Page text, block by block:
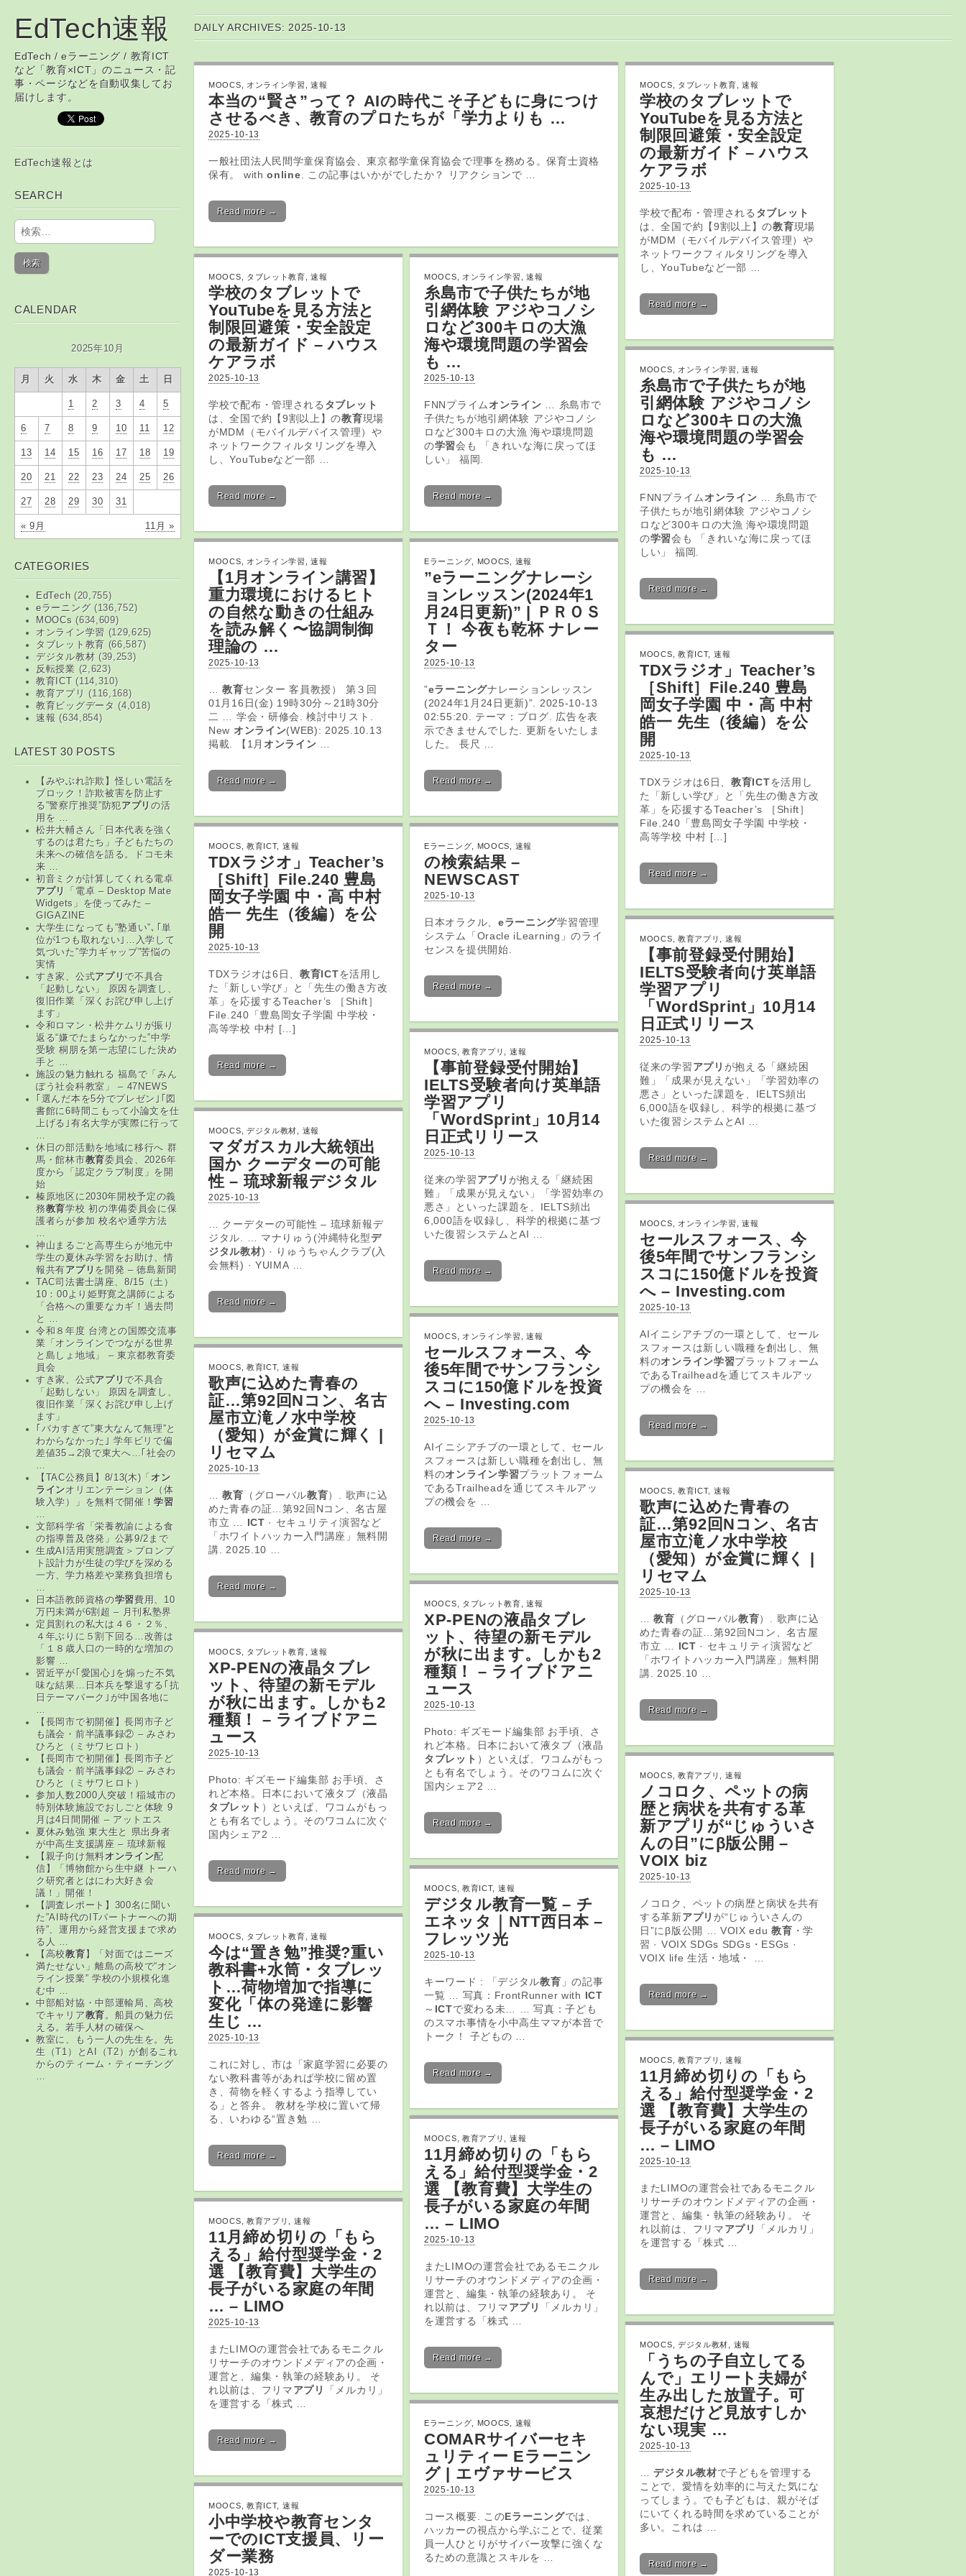
EdTech速報
EdTech / eラーニング / 教育ICT
など「教育×ICT」のニュース・記
事・ページなどを自動収集してお
届けします。
Skip to content
EdTech速報とは
SEARCH
検索:
CALENDAR
2025年10月
月 火 水 木 金 土 日
« 9月 11月 »
1 2 3 4 5
6 7 8 9 10 11 12
13 14 15 16 17 18 19
20 21 22 23 24 25 26
27 28 29 30 31
CATEGORIES
EdTech (20,755)
eラーニング(136,752)
MOOCs (634,609)
オンライン学習 (129,625)
タブレット教育 (66,587)
デジタル教材(39,253)
反転授業 (2,623)
教育ICT(114,310)
教育アプリ (116,168)
教育ビッグデータ (4,018)
速報 (634,854)
LATEST 30 POSTS
【みやぶれ詐欺】怪しい電話を
ブロック！詐欺被害を防止す
る”警察庁推奨”防犯アプリの活
用を …
松井大輔さん「日本代表を強く
するのは君たち」子どもたちの
未来への確信を語る。ドコモ未
来 …
初音ミクが計算してくれる電卓
アプリ
「電卓 – Desktop Mate
Widgets」を使ってみた –
GIGAZINE
大学生になっても”塾通い”､｢単
位が1つも取れない｣…入学して
気づいた”学力ギャップ”苦悩の
実情
すき家、公式アプリ で不具合
「起動しない」 原因を調査し、
復旧作業「深くお詫び申し上げ
ます」
令和ロマン・松井ケムリが振り
返る“嫌でたまらなかった”中学
受験 桐朋を第一志望にした決め
手と …
施設の魅力触れる 福島で「みん
ぽう社会科教室」 – 47NEWS
｢選んだ本を5分でプレゼン｣｢図
書館に6時間こもって小論文を仕
上げる｣有名大学が実際に行って
…
休日の部活動を地域に移行へ 群
馬・館林市教育委員会、2026年
度から「認定クラブ制度」を開
始
榛原地区に2030年開校予定の義
務教育学校 初の準備委員会に保
護者らが参加 校名や通学方法
…
神山まるごと高専生らが地元中
学生の夏休み学習をお助け、情
報共有アプリ を開発 – 徳島新聞
TAC司法書士講座、8/15（土）
10：00より姫野寛之講師による
「合格への重要なカギ！過去問
と …
令和８年度 台湾との国際交流事
業「オンラインでつながる世界
と島しょ地域」 – 東京都教育委
員会
すき家、公式アプリ で不具合
「起動しない」 原因を調査し、
復旧作業「深くお詫び申し上げ
ます」
｢バカすぎて”東大なんて無理”と
わからなかった｣ 学年ビリで偏
差値35→2浪で東大へ…｢社会の
…
【TAC公務員】8/13(木)「 オン
ラインオリエンテーション（体
験入学）」を無料で開催！学習
…
文部科学省「栄養教諭による食
の指導普及啓発」公募9/2まで
生成AI活用実態調査＞プロンプ
ト設計力が生徒の学びを深める
一方、学力格差や業務負担増も
…
日本語教師資格の学習 費用、10
万円未満が6割超 – 月刊私塾界
定員割れの私大は４６・２％、
４年ぶりに５割下回る…改善は
「１８歳人口の一時的な増加の
影響 …
習近平が｢愛国心｣を煽った不気
味な結果…日本兵を撃退する｢抗
日テーマパーク｣が中国各地に
…
【長岡市で初開催】長岡市子ど
も議会・前半議事録② – みさわ
ひろと（ミサワヒロト）
【長岡市で初開催】長岡市子ど
も議会・前半議事録② – みさわ
ひろと（ミサワヒロト）
参加人数2000人突破！稲城市の
特別体験施設でおしごと体験 9
月は4日間開催 – アットエス
夏休み勉強 東大生と 県出身者
が中高生支援講座 – 琉球新報
【親子向け無料オンライン配
信】「博物館から生中継 トーハ
ク研究者とはにわ大好き会
議！」開催！
【調査レポート】300名に聞い
た”AI時代のITパートナーへの期
待”、運用から経営支援まで求め
る人 …
【高校教育】「対面ではニーズ
満たせない」離島の高校で“オン
ライン授業” 学校の小規模化進
む中 …
中部船対協・中部運輸局、高校
でキャリア教育。船員の魅力伝
える。若手人材の確保へ
教室に、もう一人の先生を。先
生（T1）とAI（T2）が創るこれ
からのティーム・ティーチング
…
DAILY ARCHIVES: 2025-10-13
MOOCS オンライン学習 ,速報
本当の“賢さ”って？ AIの時代こそ子どもに身につけ
させるべき、教育のプロたちが「学力よりも …
2025-10-13
一般社団法人民間学童保育協会、東京都学童保育協会で理事を務める。保育士資格
保有。 withonline . この記事はいかがでしたか？ リアクションで …
Read more →
MOOCS タブレット教育 ,速報
学校のタブレット で
YouTubeを見る方法と
制限回避策・安全設定
の最新ガイド – ハウス
ケアラボ
2025-10-13
学校で配布・管理される タブレット
は、全国で約【9割以上】の教育現場
がMDM（モバイルデバイス管理）や
ネットワークフィルタリングを導入
し、YouTubeなど一部 …
Read more →
MOOCS タブレット教育 ,速報
学校のタブレット で
YouTubeを見る方法と
制限回避策・安全設定
の最新ガイド – ハウス
ケアラボ
2025-10-13
学校で配布・管理される タブレット
は、全国で約【9割以上】の教育現場
がMDM（モバイルデバイス管理）や
ネットワークフィルタリングを導入
し、YouTubeなど一部 …
Read more →
MOOCS オンライン学習 ,速報
糸島市で子供たちが地
引網体験 アジやコノシ
ロなど300キロの大漁
海や環境問題の学習会
も …
2025-10-13
FNNプライム オンライン … 糸島市で
子供たちが地引網体験 アジやコノシ
ロなど300キロの大漁 海や環境問題
の学習会も 「きれいな海に戻ってほ
しい」 福岡.
Read more →
MOOCS オンライン学習 ,速報
糸島市で子供たちが地
引網体験 アジやコノシ
ロなど300キロの大漁
海や環境問題の学習会
も …
2025-10-13
FNNプライム オンライン … 糸島市で
子供たちが地引網体験 アジやコノシ
ロなど300キロの大漁 海や環境問題
の学習会も 「きれいな海に戻ってほ
しい」 福岡.
Read more →
MOOCS オンライン学習 ,速報
【1月 オンライン講習】
重力環境におけるヒト
の自然な動きの仕組み
を読み解く〜協調制御
理論の …
2025-10-13
…教育センター 客員教授） 第３回
01月16日(金) 19時30分～21時30分
二 … 学会・研修会. 検討中リスト.
New オンライン(WEB): 2025.10.13
掲載. 【1月 オンライン
Read more →
Eラーニング MOOCS 速報
”eラーニングナレーシ
ョンレッスン(2024年1
月24日更新)” | ＰＲＯＳ
Ｔ！ 今夜も乾杯 ナレー
ター
2025-10-13
”eラーニングナレーションレッスン
(2024年1月24日更新)”. 2025-10-13
02:55:20. テーマ：ブログ. 広告を表
示できませんでした. 更新をいたしま
した。 長尺 …
Read more →
MOOCS 教育ICT, 速報
TDXラジオ」Teacher’s
［Shift］File.240 豊島
岡女子学園 中・高 中村
皓一 先生（後編）を公
開
2025-10-13
TDXラジオは6日、 教育ICTを活用し
た「新しい学び」と「先生の働き方改
革」を応援するTeacher’s ［Shift］
File.240「豊島岡女子学園 中学校・
高等学校 中村 […]
Read more →
MOOCS 教育ICT, 速報
TDXラジオ」Teacher’s
［Shift］File.240 豊島
岡女子学園 中・高 中村
皓一 先生（後編）を公
開
2025-10-13
TDXラジオは6日、 教育ICTを活用し
た「新しい学び」と「先生の働き方改
革」を応援するTeacher’s ［Shift］
File.240「豊島岡女子学園 中学校・
高等学校 中村 […]
Read more →
Eラーニング MOOCS 速報
の検索結果 –
NEWSCAST
2025-10-13
日本オラクル、 eラーニング学習管理
システム「Oracle iLearning」のライ
センスを提供開始.
Read more →
MOOCS 教育アプリ 速報
【事前登録受付開始】
IELTS受験者向け英単語
学習アプリ
「WordSprint」10月14
日正式リリース
2025-10-13
従来の学習アプリ が抱える「継続困
難」「成果が見えない」「学習効率の
悪さ」といった課題を、IELTS頻出
6,000語を収録し、科学的根拠に基づ
いた復習システムとAI …
Read more →
MOOCS 教育アプリ 速報
【事前登録受付開始】
IELTS受験者向け英単語
学習アプリ
「WordSprint」10月14
日正式リリース
2025-10-13
従来の学習アプリ が抱える「継続困
難」「成果が見えない」「学習効率の
悪さ」といった課題を、IELTS頻出
6,000語を収録し、科学的根拠に基づ
いた復習システムとAI …
Read more →
MOOCS デジタル教材 速報
マダガスカル大統領出
国か クーデターの可能
性 – 琉球新報デジタル
2025-10-13
… クーデターの可能性 – 琉球新報デ
ジタル. … マナりゅう(沖縄特化型デ
ジタル教材) · りゅうちゃんクラブ(入
会無料) · YUIMA …
Read more →
MOOCS オンライン学習 ,速報
セールスフォース、今
後5年間でサンフランシ
スコに150億ドルを投資
へ – Investing.com
2025-10-13
AIイニシアチブの一環として、セール
スフォースは新しい職種を創出し、無
料のオンライン学習プラットフォーム
であるTrailheadを通じてスキルアッ
プの機会を …
Read more →
MOOCS オンライン学習 ,速報
セールスフォース、今
後5年間でサンフランシ
スコに150億ドルを投資
へ – Investing.com
2025-10-13
AIイニシアチブの一環として、セール
スフォースは新しい職種を創出し、無
料のオンライン学習プラットフォーム
であるTrailheadを通じてスキルアッ
プの機会を …
Read more →
MOOCS 教育ICT, 速報
歌声に込めた青春の
証…第92回Nコン、名古
屋市立滝ノ水中学校
（愛知）が金賞に輝く |
リセマム
2025-10-13
…教育 （グローバル教育）. 歌声に込
めた青春の証…第92回Nコン、名古屋
市立 … ICT · セキュリティ演習など
「ホワイトハッカー入門講座」無料開
講. 2025.10 …
Read more →
MOOCS 教育ICT, 速報
歌声に込めた青春の
証…第92回Nコン、名古
屋市立滝ノ水中学校
（愛知）が金賞に輝く |
リセマム
2025-10-13
…教育 （グローバル教育）. 歌声に込
めた青春の証…第92回Nコン、名古屋
市立 … ICT · セキュリティ演習など
「ホワイトハッカー入門講座」無料開
講. 2025.10 …
Read more →
MOOCS タブレット教育 ,速報
XP-PENの液晶タブレ
ット 、待望の新モデル
が秋に出ます。しかも2
種類！ – ライブドアニ
ュース
2025-10-13
Photo: ギズモード編集部 お手頃、さ
れど本格。日本において液タブ（液晶
タブレット ）といえば、ワコムがもっ
とも有名でしょう。そのワコムに次ぐ
国内シェア2 …
Read more →
MOOCS タブレット教育 ,速報
XP-PENの液晶タブレ
ット 、待望の新モデル
が秋に出ます。しかも2
種類！ – ライブドアニ
ュース
2025-10-13
Photo: ギズモード編集部 お手頃、さ
れど本格。日本において液タブ（液晶
タブレット ）といえば、ワコムがもっ
とも有名でしょう。そのワコムに次ぐ
国内シェア2 …
Read more →
MOOCS 教育アプリ 速報
ノコロク、ペットの病
歴と病状を共有する革
新アプリ が“じゅういさ
んの日”にβ版公開 –
VOIX biz
2025-10-13
ノコロク、ペットの病歴と病状を共有
する革新アプリ が“じゅういさんの
日”にβ版公開 … VOIX edu教育 ・学
習 · VOIX SDGs SDGs・ESGs ·
VOIX life 生活・地域・ …
Read more →
MOOCS 教育ICT, 速報
デジタル教育一覧 – チ
エネッタ｜NTT西日本 –
フレッツ光
2025-10-13
キーワード : 「デジタル教育 」の記事
一覧 … 写真：FrontRunner with ICT
～ ICTで変わる未… … 写真：子ども
のスマホ事情を小中高生ママが本音で
トーク！ 子どもの …
Read more →
MOOCS タブレット教育 ,速報
今は“置き勉”推奨?重い
教科書+水筒・ タブレッ
ト …荷物増加で指導に
変化「体の発達に影響
生じ …
2025-10-13
これに対し、市は「家庭学習に必要の
ない教科書等があれば学校に留め置
き、荷物を軽くするよう指導してい
る」と答弁。 教材を学校に置いて帰
る、いわゆる“置き勉 …
Read more →
MOOCS 教育アプリ 速報
11月締め切りの「もら
える」給付型奨学金・2
選 【教育費】大学生の
長子がいる家庭の年間
… – LIMO
2025-10-13
またLIMOの運営会社であるモニクル
リサーチのオウンドメディアの企画・
運営と、編集・執筆の経験あり。 そ
れ以前は、フリマアプリ
「メルカリ」
を運営する「株式 …
Read more →
MOOCS 教育アプリ 速報
11月締め切りの「もら
える」給付型奨学金・2
選 【教育費】大学生の
長子がいる家庭の年間
… – LIMO
2025-10-13
またLIMOの運営会社であるモニクル
リサーチのオウンドメディアの企画・
運営と、編集・執筆の経験あり。 そ
れ以前は、フリマアプリ
「メルカリ」
を運営する「株式 …
Read more →
MOOCS 教育アプリ 速報
11月締め切りの「もら
える」給付型奨学金・2
選 【教育費】大学生の
長子がいる家庭の年間
… – LIMO
2025-10-13
またLIMOの運営会社であるモニクル
リサーチのオウンドメディアの企画・
運営と、編集・執筆の経験あり。 そ
れ以前は、フリマアプリ
「メルカリ」
を運営する「株式 …
Read more →
MOOCS デジタル教材 速報
「うちの子自立してる
んで」エリート夫婦が
生み出した放置子。可
哀想だけど見放すしか
ない現実 …
2025-10-13
…デジタル教材で子どもを管理する
ことで、愛情を効率的に与えた気にな
ってしまう。でも子どもは、親がそば
にいてくれる時間を求めていることが
多い。これは …
Read more →
Eラーニング MOOCS 速報
COMARサイバーセキ
ュリティー Eラーニン
グ| エヴァサービス
2025-10-13
コース概要. このEラーニングでは、
ハッカーの視点から学ぶことで、従業
員一人ひとりがサイバー攻撃に強くな
るための意識とスキルを …
MOOCS 教育ICT, 速報
小中学校や教育センタ
ーでのICT支援員、リー
ダー業務
2025-10-13